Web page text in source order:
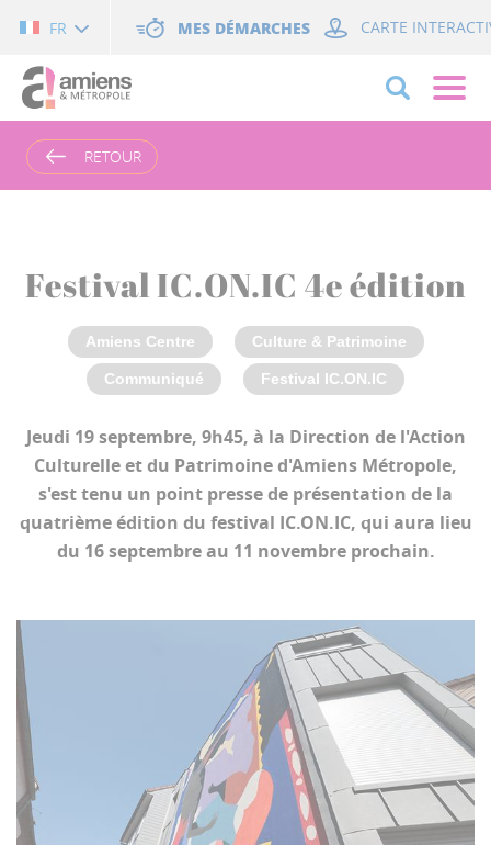
FR MES DÉMARCHES CARTE
RETOUR
Festival IC.ON.IC 4e édition
Amiens Centre Culture & Patrimoine
Communiqué Festival IC.ON.IC
Jeudi 19 septembre, 9h45, à la Direction de l'Action
Culturelle et du Patrimoine d'Amiens Métropole,
s'est tenu un point presse de présentation de la
quatrième édition du festival IC.ON.IC, qui aura lieu
du 16 septembre au 11 novembre prochain.